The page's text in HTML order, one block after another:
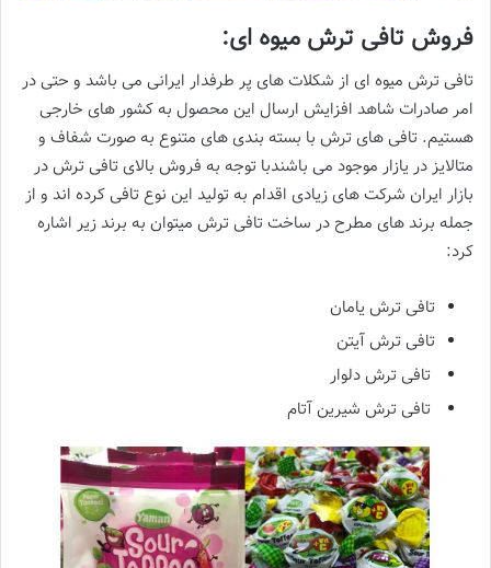
فروش تافی ترش میوه ای:
تافی ترش میوه ای از شکلات های پر طرفدار ایرانی می باشد و حتی در
امر صادرات شاهد افزایش ارسال این محصول به کشور های خارجی
هستیم. تافی های ترش با بسته بندی های متنوع به صورت شفاف و
متالایز در یازار موجود می باشندبا توجه به فروش بالای تافی ترش در
بازار ایران شرکت های زیادی اقدام به تولید این نوع تافی کرده اند و از
جمله برند های مطرح در ساخت تافی ترش میتوان به برند زیر اشاره
کرد:
تافی ترش یامان
تافی ترش آیتن
تافی ترش دلوار
تافی ترش شیرین آتام